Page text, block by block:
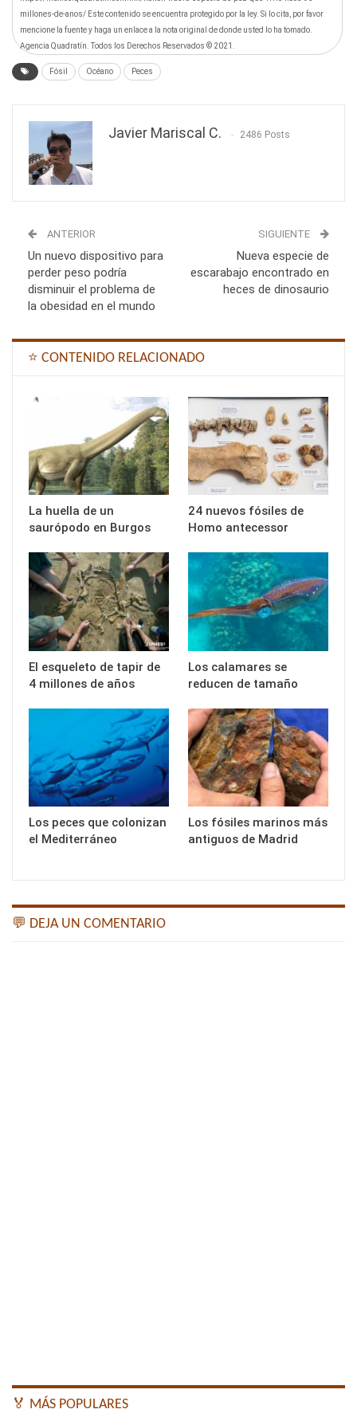
millones-de-anos/ Este contenido se encuentra protegido por la ley. Si lo cita, por favor
mencione la fuente y haga un enlace a la nota original de donde usted lo ha tomado.
Agencia Quadratín. Todos los Derechos Reservados © 2021.
Fósil Océano Peces
Javier Mariscal C. 2486 Posts
ANTERIOR
Un nuevo dispositivo para
perder peso podría
disminuir el problema de
la obesidad en el mundo
SIGUIENTE
Nueva especie de
escarabajo encontrado en
heces de dinosaurio
⭐ CONTENIDO RELACIONADO
La huella de un
saurópodo en Burgos
24 nuevos fósiles de
Homo antecessor
El esqueleto de tapir de
4 millones de años
Los calamares se
reducen de tamaño
Los peces que colonizan
el Mediterráneo
Los fósiles marinos más
antiguos de Madrid
💬 DEJA UN COMENTARIO
🏅 MÁS POPULARES